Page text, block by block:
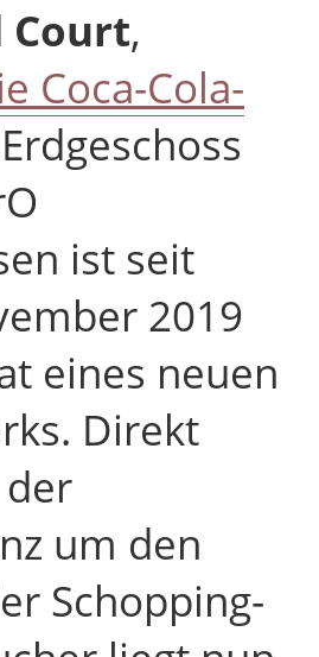
Court,
Coca-Cola-
ist seit
2019
eines neuen
Direkt
um den
Schopping-